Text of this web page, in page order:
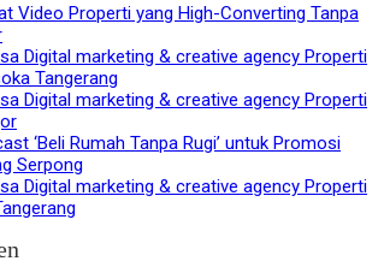
Video Properti yang High-Converting Tanpa
Digital marketing & creative agency Properti
Tangerang
Digital marketing & creative agency Properti
‘Beli Rumah Tanpa Rugi’ untuk Promosi
Serpong
Digital marketing & creative agency Properti